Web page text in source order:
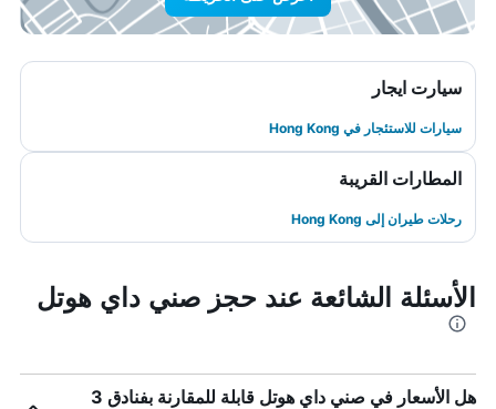
سيارت ايجار
سيارات للاستئجار في Hong Kong
المطارات القريبة
رحلات طيران إلى Hong Kong
الأسئلة الشائعة عند حجز صني داي هوتل
هل الأسعار في صني داي هوتل قابلة للمقارنة بفنادق 3